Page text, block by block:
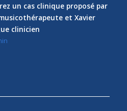
un cas clinique proposé par
musicothérapeute et Xavier
clinicien